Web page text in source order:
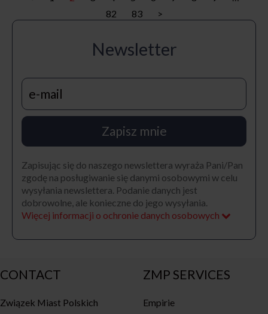
82
83 >
Newsletter
Zapisz mnie
Zapisując się do naszego newslettera wyraża Pani/Pan
zgodę na posługiwanie się danymi osobowymi w celu
wysyłania newslettera. Podanie danych jest
dobrowolne, ale konieczne do jego wysyłania.
Więcej informacji o ochronie danych osobowych
CONTACT
Związek Miast Polskich
ZMP SERVICES
Empirie